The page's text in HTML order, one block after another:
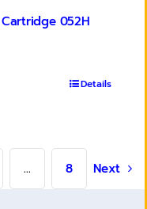
Cartridge 052H
Details
… 8 Next